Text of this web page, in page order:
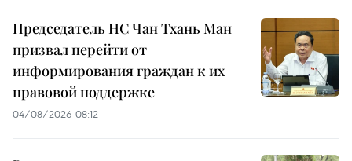
Председатель НС Чан Тхань Ман
призвал перейти от
информирования граждан к их
правовой поддержке
04/08/2026 08:12